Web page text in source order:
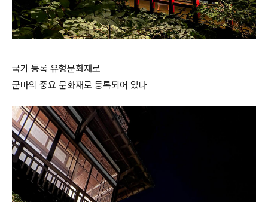
국가 등록 유형문화재로
군마의 중요 문화재로 등록되어 있다